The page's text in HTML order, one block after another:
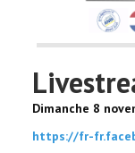
Dimanche 8
https://fr-